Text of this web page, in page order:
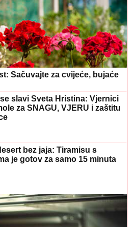
Sačuvajte za cvijeće, bujaće
slavi Sveta Hristina: Vjernici
za SNAGU, VJERU i zaštitu
bez jaja: Tiramisu s
je gotov za samo 15 minuta